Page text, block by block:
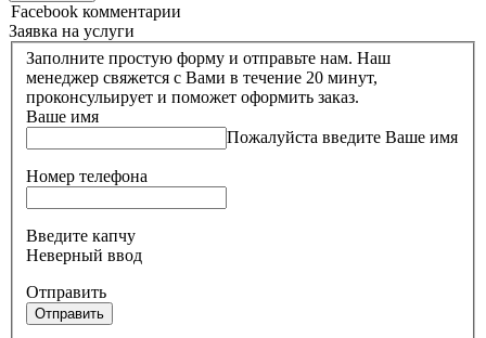
Facebook комментарии
Заявка на услуги
Заполните простую форму и отправьте нам. Наш
менеджер свяжется с Вами в течение 20 минут,
проконсульирует и поможет оформить заказ.
Ваше имя
Пожалуйста введите Ваше имя
Номер телефона
Введите капчу
Неверный ввод
Отправить
Отправить